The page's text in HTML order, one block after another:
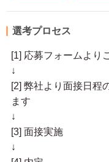
選考プロセス
[1] 応募フォームより
↓
[2] 弊社より面接日程
ます
↓
[3] 面接実施
↓